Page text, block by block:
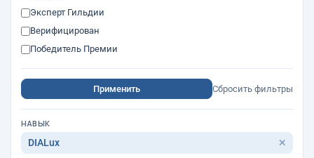
Эксперт Гильдии
Верифицирован
Победитель Премии
Применить Сбросить фильтры
НАВЫК
DIALux ✕